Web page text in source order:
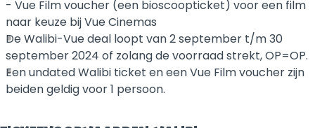
- Vue Film voucher (een bioscoopticket) voor een film
naar keuze bij Vue Cinemas
De Walibi-Vue deal loopt van 2 september t/m 30
september 2024 of zolang de voorraad strekt, OP=OP.
Een undated Walibi ticket en een Vue Film voucher zijn
beiden geldig voor 1 persoon.